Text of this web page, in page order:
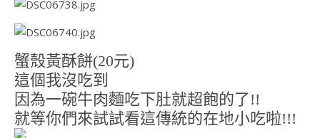
蟹殼黃酥餅(20元)
這個我沒吃到
因為一碗牛肉麵吃下肚就超飽的了!!
就等你們來試試看這傳統的在地小吃啦!!!